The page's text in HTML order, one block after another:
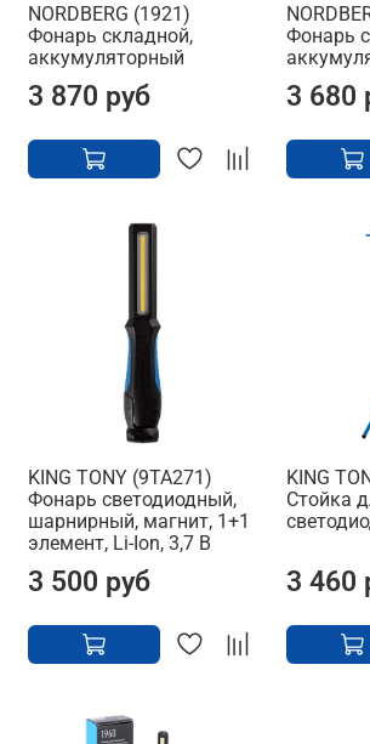
NORDBERG (1921)
Фонарь складной,
аккумуляторный
3 870 руб
Фонарь
3 680
KING TONY (9TA271)
Фонарь светодиодный,
шарнирный, магнит, 1+1
элемент, Li-Ion, 3,7 В
3 500 руб
KING
Стойка
3 460